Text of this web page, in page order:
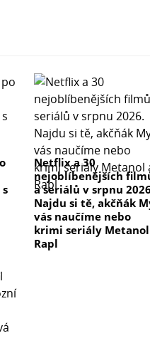
Netflix a 30
nejoblíbenějších
a seriálů v srpnu
Najdu si tě, akčňák
vás naučíme nebo
krimi seriály Metanol
Rapl